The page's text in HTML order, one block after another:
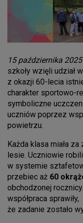
15 października
szkoły wzięli udział
z okazji 60-lecia
charakter sportowo-
symboliczne
uczniów poprzez
powietrzu.
Każda klasa miała
lesie. Uczniowie
w systemie
przebiec aż 60
obchodzonej
współpraca sprawiły,
że zadanie zostało